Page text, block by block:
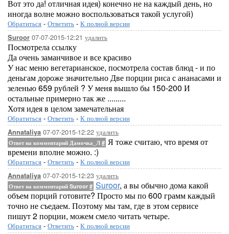
Вот это да! отличная идея) конечно не на каждый день, но
иногда волне можно воспользоваться такой услугой)
Обратиться - Ответить - К полной версии
Suroor 07-07-2015-12:21 удалить
Посмотрела ссылку
Да очень заманчивое и все красиво
У нас меню вегетарианское, посмотрела состав блюд - и по
деньгам дороже значительно Две порции риса с ананасами и
зеленью 659 рублей ? У меня вышло бы 150-200 И
остальные примерно так же .........
Хотя идея в целом замечательная
Обратиться - Ответить - К полной версии
Annataliya 07-07-2015-12:22 удалить
Ответ на комментарий Дамочка_Л # Я тоже считаю, что время от
времени вполне можно. :)
Обратиться - Ответить - К полной версии
Annataliya 07-07-2015-12:23 удалить
Ответ на комментарий Suroor # Suroor, а вы обычно дома какой
объем порций готовите? Просто мы по 600 грамм каждый
точно не съедаем. Поэтому мы там, где в этом сервисе
пишут 2 порции, можем смело читать четыре.
Обратиться - Ответить - К полной версии